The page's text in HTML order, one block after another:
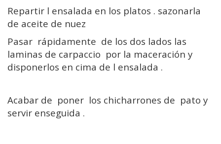
Repartir l ensalada en los platos . sazonarla
de aceite de nuez
Pasar rápidamente de los dos lados las
laminas de carpaccio por la maceración y
disponerlos en cima de l ensalada .
Acabar de poner los chicharrones de pato y
servir enseguida .